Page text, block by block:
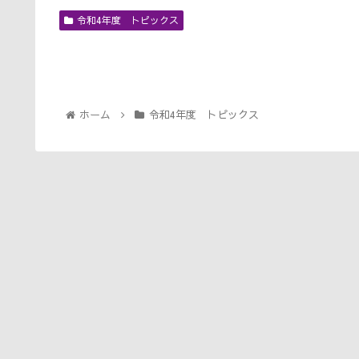
令和4年度 トピックス
ホーム 令和4年度 トピックス